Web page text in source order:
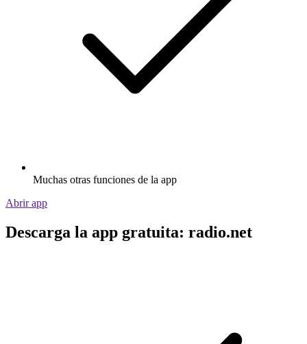
Muchas otras funciones de la app
Abrir app
Descarga la app gratuita: radio.net